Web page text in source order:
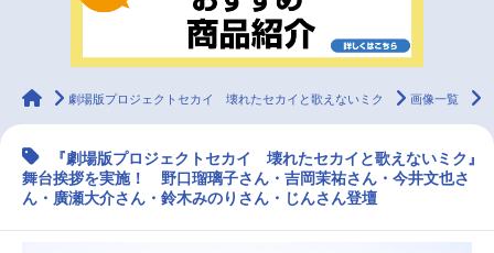
ランキング アニメ
ラジオ
マンガ・ラノベ ゲーム・アプリ 音楽 コスプレ
animateTimes
劇場版プロジェクトセカイ 壊れたセカイと歌えないミク 画像一覧
『劇場版プロジェクトセカイ 壊れたセカイと歌えないミク』
舞台挨拶を実施！ 野口瑠璃子さん・吉岡茉祐さん・今井文也さ
ん・廣瀬大介さん・鈴木みのりさん・じんさん登壇